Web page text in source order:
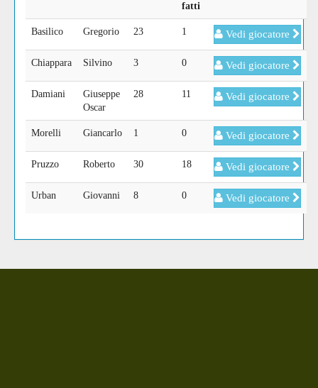
fatti
Basilico Gregorio 23 1 Vedi giocatore
Chiappara Silvino 3 0 Vedi giocatore
Damiani
Giuseppe
Oscar
28 11 Vedi giocatore
Morelli Giancarlo 1 0 Vedi giocatore
Pruzzo Roberto 30 18 Vedi giocatore
Urban Giovanni 8 0 Vedi giocatore